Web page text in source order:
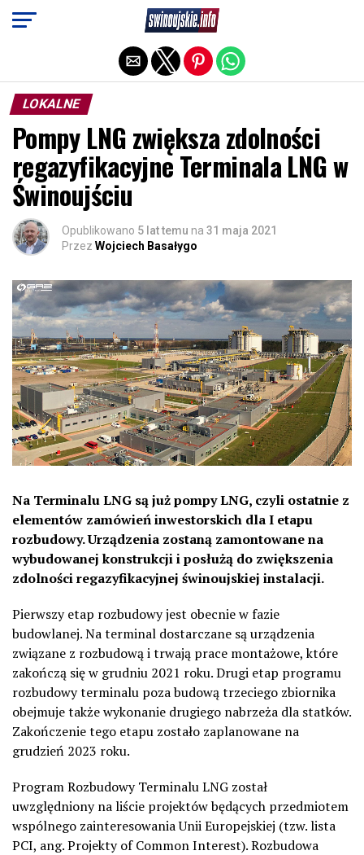
LOKALNE
Pompy LNG zwiększa zdolności
regazyfikacyjne Terminala LNG w
Świnoujściu
Opublikowano 5 lat temu na 31 maja 2021
Przez Wojciech Basałygo
Na Terminalu LNG są już pompy LNG, czyli ostatnie z
elementów zamówień inwestorskich dla I etapu
rozbudowy. Urządzenia zostaną zamontowane na
wybudowanej konstrukcji i posłużą do zwiększenia
zdolności regazyfikacyjnej świnoujskiej instalacji.
Pierwszy etap rozbudowy jest obecnie w fazie
budowlanej. Na terminal dostarczane są urządzenia
związane z rozbudową i trwają prace montażowe, które
zakończą się w grudniu 2021 roku. Drugi etap programu
rozbudowy terminalu poza budową trzeciego zbiornika
obejmuje także wykonanie drugiego nabrzeża dla statków.
Zakończenie tego etapu zostało zaplanowane na
grudzień 2023 roku.
Program Rozbudowy Terminalu LNG został
uwzględniony na liście projektów będących przedmiotem
wspólnego zainteresowania Unii Europejskiej (tzw. lista
PCI, ang. Projekty of Common Interest). Rozbudowa
Exit mobile version